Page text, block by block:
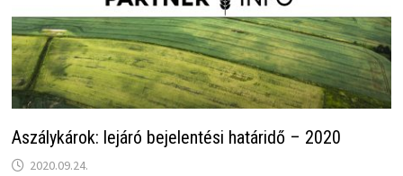
Aszálykárok: lejáró bejelentési határidő – 2020
2020.09.24.